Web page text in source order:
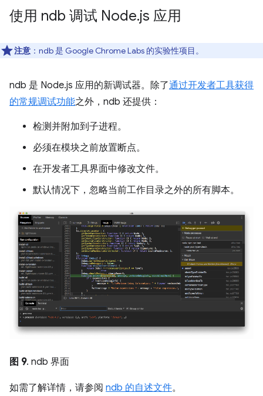
使用 ndb 调试 Node.js 应用
注意 ：ndb 是 Google Chrome Labs 的实验性项目。
ndb 是 Node.js 应用的新调试器。除了通过开发者工具获得
的常规调试功能之外，ndb 还提供：
检测并附加到子进程。
必须在模块之前放置断点。
在开发者工具界面中修改文件。
默认情况下，忽略当前工作目录之外的所有脚本。
图 9. ndb 界面
如需了解详情，请参阅 ndb 的自述文件。